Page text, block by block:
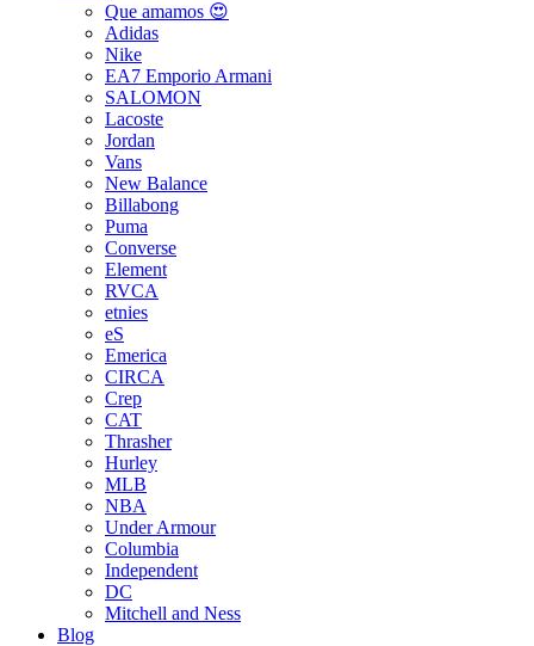
Que amamos 😍
Adidas
Nike
EA7 Emporio Armani
SALOMON
Lacoste
Jordan
Vans
New Balance
Billabong
Puma
Converse
Element
RVCA
etnies
eS
Emerica
CIRCA
Crep
CAT
Thrasher
Hurley
MLB
NBA
Under Armour
Columbia
Independent
DC
Mitchell and Ness
Blog